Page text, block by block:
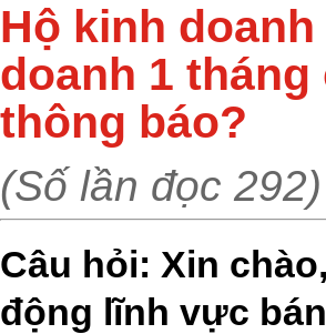
Hộ kinh
doanh 1
thông báo?
(Số lần đọc 292)
Câu hỏi: Xin
động lĩnh vực